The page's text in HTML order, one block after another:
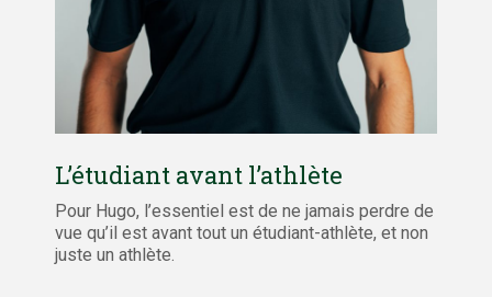
L’étudiant avant l’athlète
Pour Hugo, l’essentiel est de ne jamais perdre de
vue qu’il est avant tout un étudiant-athlète, et non
juste un athlète.